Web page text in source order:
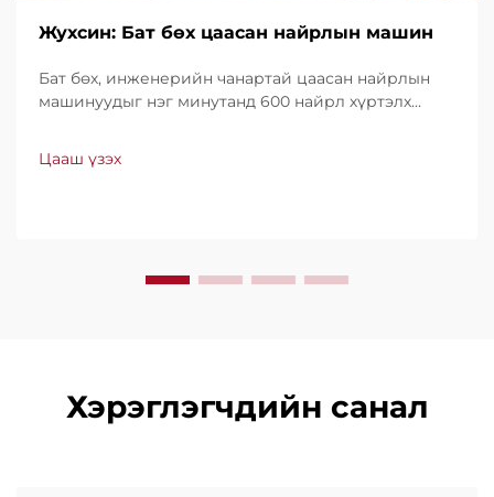
Жухсин: Бат бөх цаасан найрлын машин
Бат бөх, инженерийн чанартай цаасан найрлын
машинуудыг нэг минутанд 600 найрл хүртэлх
дэлхийн хэмжээнд итгэл үнэнчээр ашиглагддаг.
Цааш үзэх
Хэрэглэгчдийн санал